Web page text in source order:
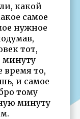
какой
самое
нужное
тот,
минуту
время то,
и самое
тому
минуту